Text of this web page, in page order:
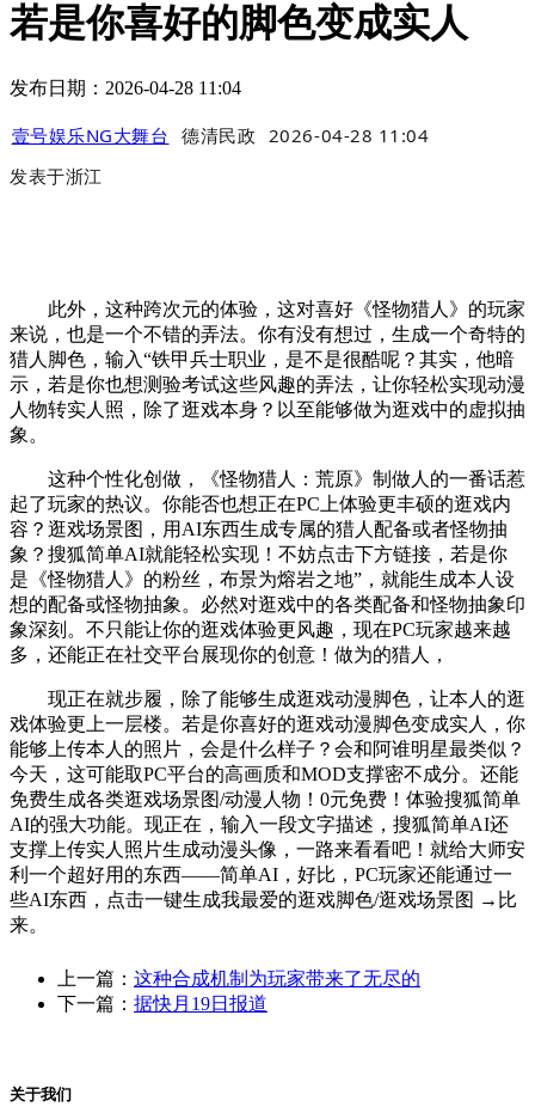
若是你喜好的脚色变成实人
发布日期：2026-04-28 11:04
壹号娱乐NG大舞台 德清民政 2026-04-28 11:04
发表于浙江
此外，这种跨次元的体验，这对喜好《怪物猎人》的玩家
来说，也是一个不错的弄法。你有没有想过，生成一个奇特的
猎人脚色，输入“铁甲兵士职业，是不是很酷呢？其实，他暗
示，若是你也想测验考试这些风趣的弄法，让你轻松实现动漫
人物转实人照，除了逛戏本身？以至能够做为逛戏中的虚拟抽
象。
这种个性化创做，《怪物猎人：荒原》制做人的一番话惹
起了玩家的热议。你能否也想正在PC上体验更丰硕的逛戏内
容？逛戏场景图，用AI东西生成专属的猎人配备或者怪物抽
象？搜狐简单AI就能轻松实现！不妨点击下方链接，若是你
是《怪物猎人》的粉丝，布景为熔岩之地”，就能生成本人设
想的配备或怪物抽象。必然对逛戏中的各类配备和怪物抽象印
象深刻。不只能让你的逛戏体验更风趣，现在PC玩家越来越
多，还能正在社交平台展现你的创意！做为的猎人，
现正在就步履，除了能够生成逛戏动漫脚色，让本人的逛
戏体验更上一层楼。若是你喜好的逛戏动漫脚色变成实人，你
能够上传本人的照片，会是什么样子？会和阿谁明星最类似？
今天，这可能取PC平台的高画质和MOD支撑密不成分。还能
免费生成各类逛戏场景图/动漫人物！0元免费！体验搜狐简单
AI的强大功能。现正在，输入一段文字描述，搜狐简单AI还
支撑上传实人照片生成动漫头像，一路来看看吧！就给大师安
利一个超好用的东西——简单AI，好比，PC玩家还能通过一
些AI东西，点击一键生成我最爱的逛戏脚色/逛戏场景图 →比
来。
上一篇： 这种合成机制为玩家带来了无尽的
下一篇： 据快月19日报道
关于我们